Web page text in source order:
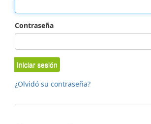
Contraseña
Iniciar sesión
¿Olvidó su contraseña?